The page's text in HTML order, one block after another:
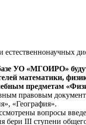
естественнонаучных
базе УО «МГОИРО»
математики,
предметам
правовым
«География».
вопросы
бери III ступени